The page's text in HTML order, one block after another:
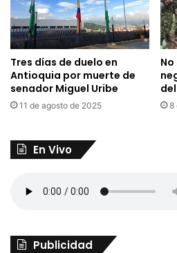
Tres días de duelo en
Antioquia por muerte de
senador Miguel Uribe
11 de agosto de 2025 8
En Vivo
Publicidad